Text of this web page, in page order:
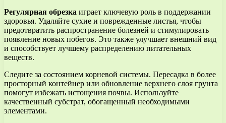
Регулярная обрезка играет ключевую роль в поддержании
здоровья. Удаляйте сухие и поврежденные листья, чтобы
предотвратить распространение болезней и стимулировать
появление новых побегов. Это также улучшает внешний вид
и способствует лучшему распределению питательных
веществ.
Следите за состоянием корневой системы. Пересадка в более
просторный контейнер или обновление верхнего слоя грунта
помогут избежать истощения почвы. Используйте
качественный субстрат, обогащенный необходимыми
элементами.